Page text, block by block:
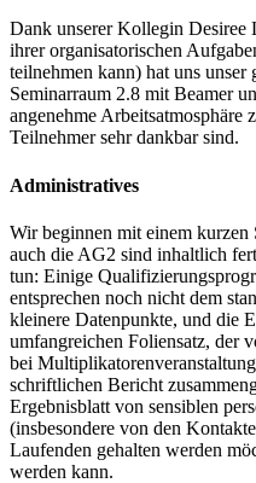
Dank unserer Kollegin
ihrer organisatorischen
teilnehmen kann) hat uns unser
Seminarraum 2.8 mit Beamer
angenehme
Teilnehmer sehr dankbar sind.
Administratives
Wir beginnen mit einem
auch die AG2 sind inhaltlich
tun: Einige
entsprechen noch nicht dem
kleinere Datenpunkte, und die
umfangreichen Foliensatz, der
bei
schriftlichen Bericht
Ergebnisblatt von sensiblen
(insbesondere von den
Laufenden gehalten werden
werden kann.